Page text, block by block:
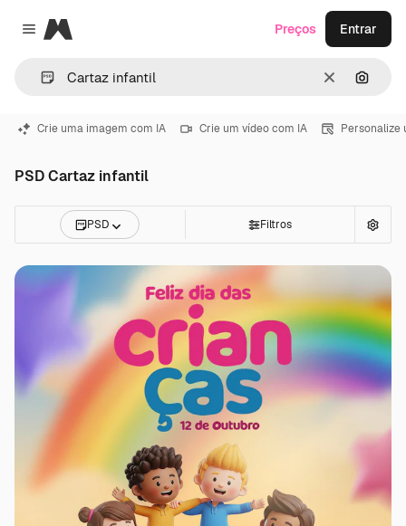
Close menu
Magnific
Limpar
Preços Entrar
Crie uma imagem com IA Crie um vídeo com IA Personalize
PSD Cartaz infantil
PSD Filtros